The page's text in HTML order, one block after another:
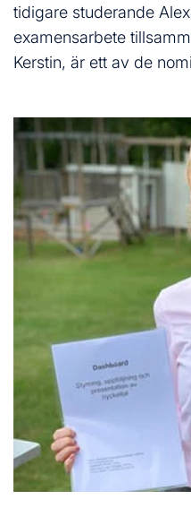
tidigare studerande
examensarbete
Kerstin, är ett av de